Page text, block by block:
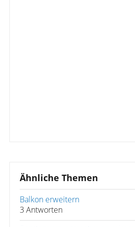
Ähnliche Themen
Balkon erweitern
3 Antworten